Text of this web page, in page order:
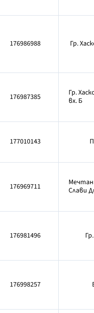
176986988 Гр.
176987385
Гр.
вх. Б
177010143
176969711
Слави
176981496
176998257